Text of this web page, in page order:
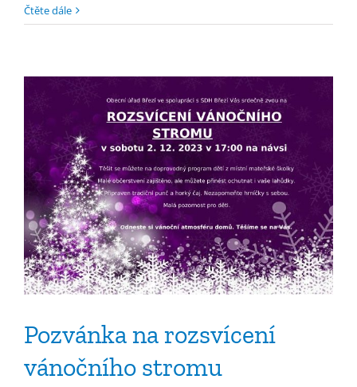
Čtěte dále
Pozvánka na rozsvícení
vánočního stromu